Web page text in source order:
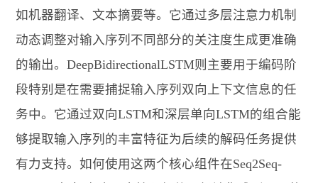
如机器翻译、文本摘要等。它通过多层注意力机制
动态调整对输入序列不同部分的关注度生成更准确
的输出。DeepBidirectionalLSTM则主要用于编码阶
段特别是在需要捕捉输入序列双向上下文信息的任
务中。它通过双向LSTM和深层单向LSTM的组合能
够提取输入序列的丰富特征为后续的解码任务提供
有力支持。如何使用这两个核心组件在Seq2Seq-